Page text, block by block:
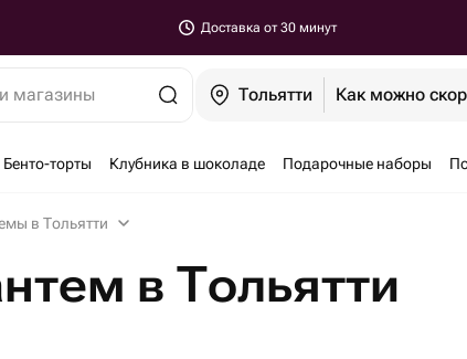
Доставка от 30 минут
магазины Тольятти Как можно
Бенто-торты Клубника в шоколаде Подарочные наборы
в Тольятти
в Тольятти